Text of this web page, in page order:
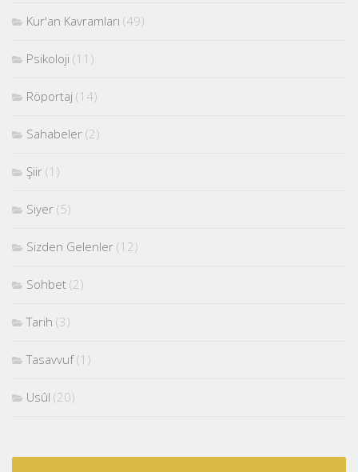
Kur'an Kavramları (49)
Psikoloji (11)
Röportaj (14)
Sahabeler (2)
Şiir (1)
Siyer (5)
Sizden Gelenler (12)
Sohbet (2)
Tarih (3)
Tasavvuf(1)
Usûl (20)